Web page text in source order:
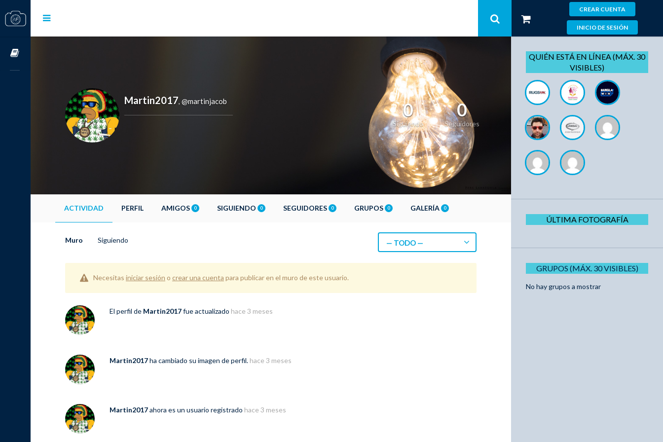
CREAR CUENTA
INICIO DE SESIÓN
Martin2017, @martinjacob 0
Siguiendo
0
Seguidores
ACTIVIDAD PERFIL AMIGOS 0 SIGUIENDO 0 SEGUIDORES 0 GRUPOS 0 GALERÍA 0
Muro Siguiendo — TODO —
Necesitas iniciar sesión o crear una cuenta para publicar en el muro de este usuario.
El perfil de Martin2017fue actualizado hace 3 meses
Martin2017ha cambiado su imagen de perfil. hace 3 meses
Martin2017ahora es un usuario registrado hace 3 meses
QUIÉN ESTÁ EN LÍNEA (MÁX. 30
VISIBLES)
ÚLTIMA FOTOGRAFÍA
GRUPOS (MÁX. 30 VISIBLES)
No hay grupos a mostrar